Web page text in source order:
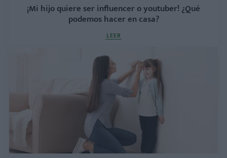
¡Mi hijo quiere ser influencer o youtuber! ¿Qué
podemos hacer en casa?
LEER